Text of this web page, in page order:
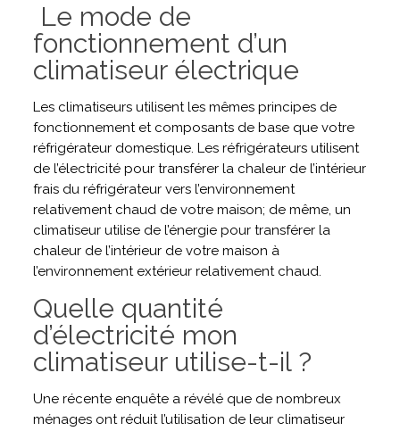
Le mode de
fonctionnement d’un
climatiseur électrique
Les climatiseurs utilisent les mêmes principes de
fonctionnement et composants de base que votre
réfrigérateur domestique. Les réfrigérateurs utilisent
de l’électricité pour transférer la chaleur de l’intérieur
frais du réfrigérateur vers l’environnement
relativement chaud de votre maison; de même, un
climatiseur utilise de l’énergie pour transférer la
chaleur de l’intérieur de votre maison à
l’environnement extérieur relativement chaud.
Quelle quantité
d’électricité mon
climatiseur utilise-t-il ?
Une récente enquête a révélé que de nombreux
ménages ont réduit l’utilisation de leur climatiseur